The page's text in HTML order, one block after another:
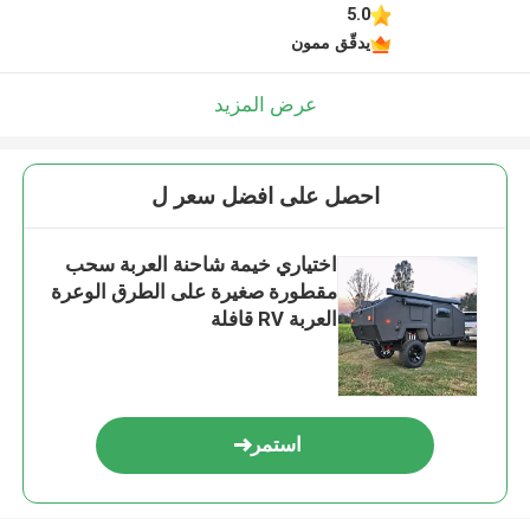
5.0
يدقّق ممون
عرض المزيد
احصل على افضل سعر ل
اختياري خيمة شاحنة العربة سحب
مقطورة صغيرة على الطرق الوعرة
العربة RV قافلة
استمر